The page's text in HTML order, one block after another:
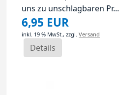
uns zu unschlagbaren Pr...
6,95 EUR
inkl. 19 % MwSt., zzgl. Versand
Details